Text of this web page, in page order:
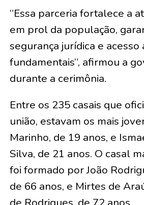
“Essa parceria fortalece a
em prol da população,
segurança jurídica e acesso
fundamentais”, afirmou a
durante a cerimônia.
Entre os 235 casais que
união, estavam os mais
Marinho, de 19 anos, e
Silva, de 21 anos. O casal
foi formado porJoão
de 66 anos, e Mirtes de